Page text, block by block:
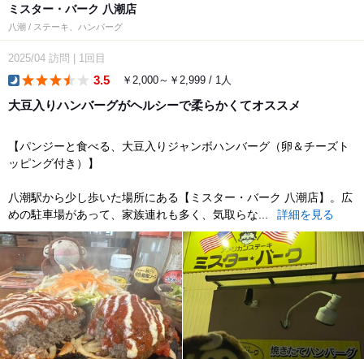
ミスター・バーク 八潮店
八潮 / ステーキ、ハンバーグ
2025/04 訪問 1回目
3.5 ￥2,000～￥2,999 / 1人
大豆入りハンバーグがヘルシーで柔らかくてオススメ
【パンジーと食べる、大豆入りジャンボハンバーグ（卵＆チーズト
ッピング付き）】
八潮駅から少し歩いた場所にある【ミスター・バーク 八潮店】。広
めの駐車場があって、家族連れも多く、気取らな...
詳細を見る